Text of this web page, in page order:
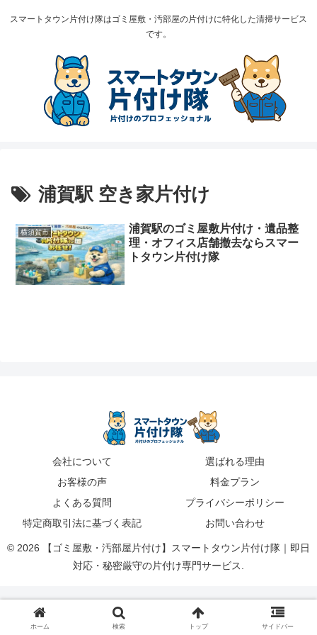
スマートタウン片付け隊はゴミ屋敷・汚部屋の片付けに特化した清掃サービス
です。
浦賀駅 空き家片付け
横須賀市
浦賀駅のゴミ屋敷片付け・遺品整
理・オフィス店舗撤去ならスマー
トタウン片付け隊
会社について
選ばれる理由
お客様の声
料金プラン
よくある質問
プライバシーポリシー
特定商取引法に基づく表記
お問い合わせ
© 2026 【ゴミ屋敷・汚部屋片付け】スマートタウン片付け隊｜即日
対応・秘密厳守の片付け専門サービス.
ホーム 検索 トップ サイドバー